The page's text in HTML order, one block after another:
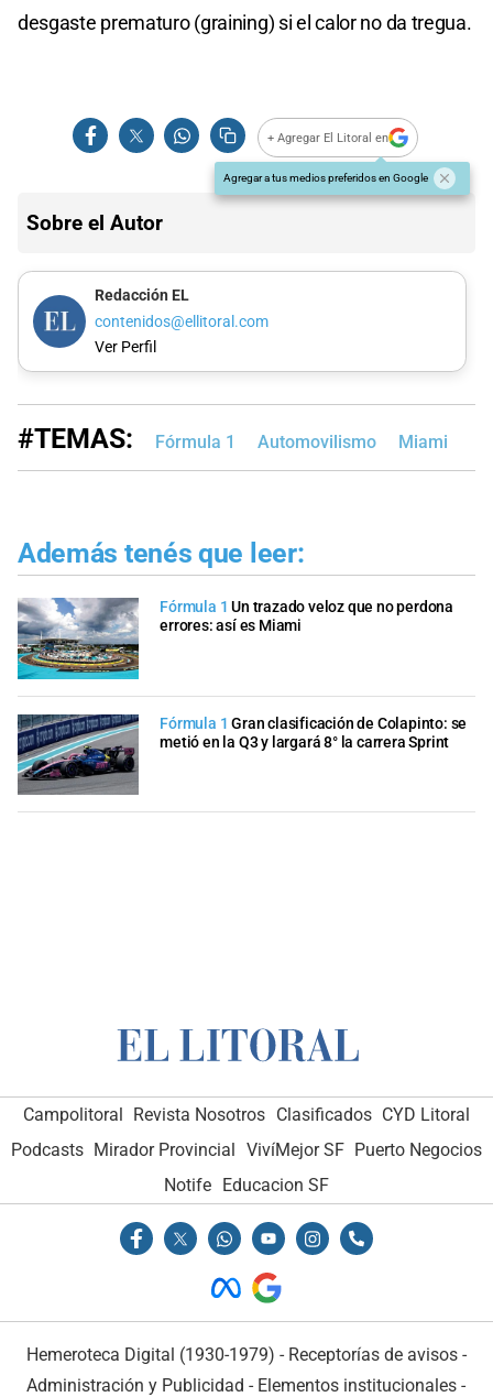
desgaste prematuro (graining) si el calor no da tregua.
+ Agregar El Litoral en
Agregar a tus medios preferidos en Google
Sobre el Autor
Redacción EL
contenidos@ellitoral.com
Ver Perfil
#TEMAS: Fórmula 1 Automovilismo Miami
Además tenés que leer:
Fórmula 1 Un trazado veloz que no perdona
errores: así es Miami
Fórmula 1 Gran clasificación de Colapinto: se
metió en la Q3 y largará 8° la carrera Sprint
Campolitoral Revista Nosotros Clasificados CYD Litoral
Podcasts Mirador Provincial VivíMejor SF Puerto Negocios
Notife Educacion SF
Hemeroteca Digital (1930-1979) - Receptorías de avisos -
Administración y Publicidad - Elementos institucionales -